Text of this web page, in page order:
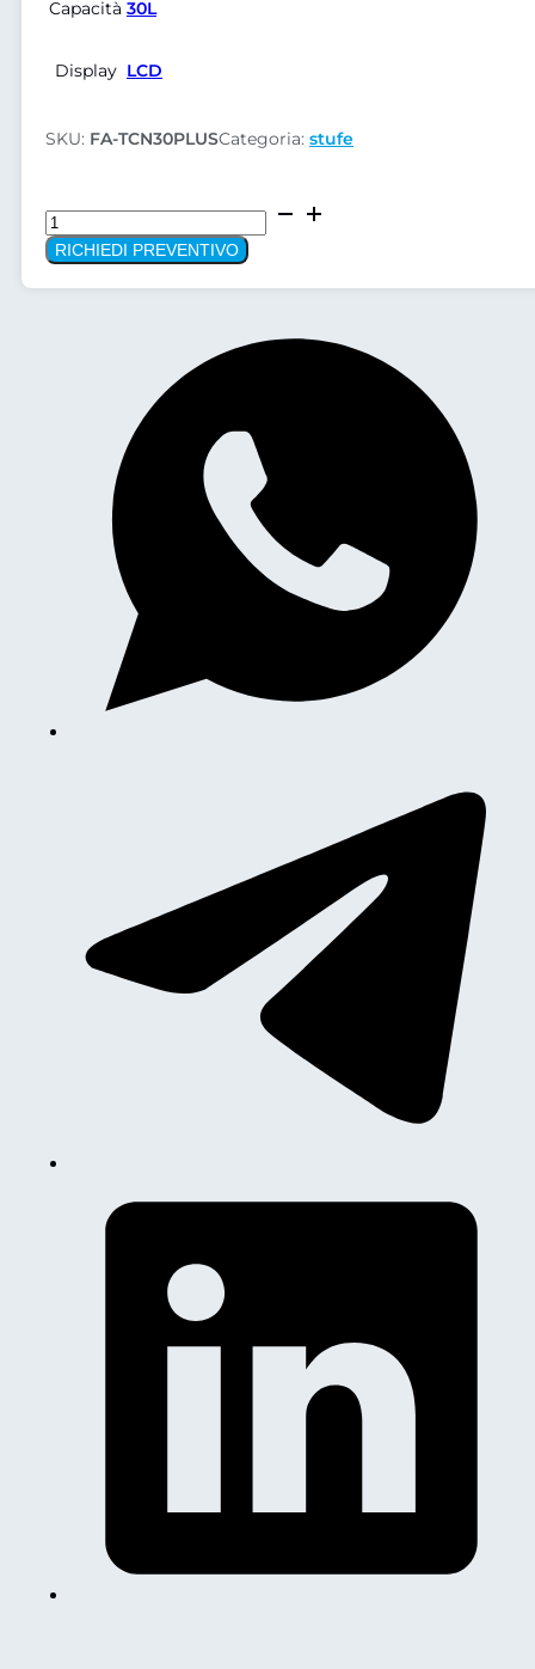
Capacità 30L
Display LCD
SKU: FA-TCN30PLUSCategoria: stufe
Stufe
ARGO
TCN
RICHIEDI PREVENTIVO